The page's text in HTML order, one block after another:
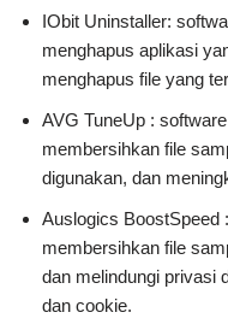
IObit Uninstaller:
menghapus aplikasi
menghapus file yang
AVG TuneUp :
membersihkan file
digunakan, dan
Auslogics BoostSpeed
membersihkan file
dan melindungi privasi
dan cookie.